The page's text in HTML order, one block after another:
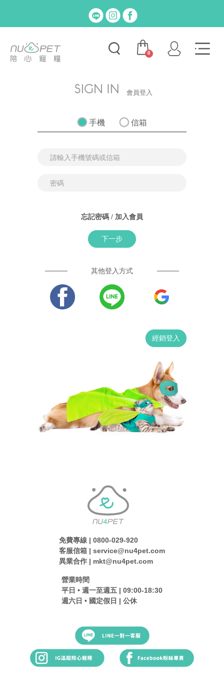
0
會員登入
手機 信箱
忘記密碼 / 加入會員
下一步
其他登入方式
經銷登入
免費專線 | 0800-029-920
客服信箱 | service@nu4pet.com
異業合作 | mkt@nu4pet.com
營業時間
平日 • 週一至週五 | 09:00-18:30
週六日 • 國定假日 | 公休